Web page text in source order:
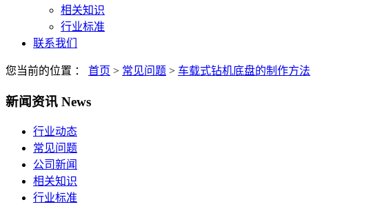
相关知识
行业标准
联系我们
您当前的位置 ： 首页 > 常见问题 > 车载式钻机底盘的制作方法
新闻资讯 News
行业动态
常见问题
公司新闻
相关知识
行业标准